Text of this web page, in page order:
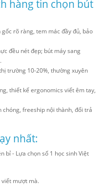
hàng tin chọn bút
rõ ràng, tem mác đầy đủ, bảo
đều nét đẹp; bút máy sang
trường 10-20%, thường xuyên
thiết kế ergonomics viết êm tay,
chóng, freeship nội thành, đổi trả
nhất:
bỉ - Lựa chọn số 1 học sinh Việt
viết mượt mà.